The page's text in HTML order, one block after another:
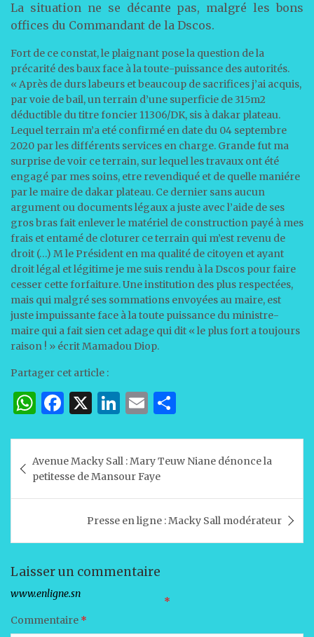
La situation ne se décante pas, malgré les bons
offices du Commandant de la Dscos.
Fort de ce constat, le plaignant pose la question de la
précarité des baux face à la toute-puissance des autorités.
« Après de durs labeurs et beaucoup de sacrifices j’ai acquis,
par voie de bail, un terrain d’une superficie de 315m2
déductible du titre foncier 11306/DK, sis à dakar plateau.
Lequel terrain m’a eté confirmé en date du 04 septembre
2020 par les différents services en charge. Grande fut ma
surprise de voir ce terrain, sur lequel les travaux ont été
engagé par mes soins, etre revendiqué et de quelle maniére
par le maire de dakar plateau. Ce dernier sans aucun
argument ou documents légaux a juste avec l’aide de ses
gros bras fait enlever le matériel de construction payé à mes
frais et entamé de cloturer ce terrain qui m’est revenu de
droit (…) M le Président en ma qualité de citoyen et ayant
droit légal et légitime je me suis rendu à la Dscos pour faire
cesser cette forfaiture. Une institution des plus respectées,
mais qui malgré ses sommations envoyées au maire, est
juste impuissante face à la toute puissance du ministre-
maire qui a fait sien cet adage qui dit « le plus fort a toujours
raison ! » écrit Mamadou Diop.
Partager cet article :
W
at
s
A
p
F
c
e
b
o
X
Li
k
e
dI
n
E
ai
l
ta
g
er
de
l’article
Avenue Macky Sall : Mary Teuw Niane dénonce la
petitesse de Mansour Faye
Presse en ligne : Macky Sall modérateur
Laisser un commentaire
Votre adresse e-mail ne sera pas publiée.
Les champs obligatoires sont indiqués avec *
Commentaire *